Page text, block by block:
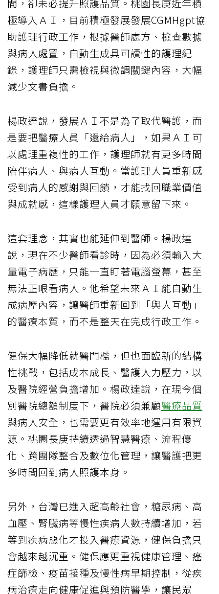
間，卻未必提升照護品質。桃園長庚近年積
極導入ＡＩ，目前積極發展發展CGMHgpt協
助護理行政工作，根據醫師處方、檢查數據
與病人處置，自動生成具可讀性的護理紀
錄，護理師只需檢視與微調關鍵內容，大幅
減少文書負擔。
楊政達說，發展ＡＩ不是為了取代醫護，而
是要把醫療人員「還給病人」，如果ＡＩ可
以處理重複性的工作，護理師就有更多時間
陪伴病人、與病人互動。當護理人員重新感
受到病人的感謝與回饋，才能找回職業價值
與成就感，這樣護理人員才願意留下來。
這套理念，其實也能延伸到醫師。楊政達
說，現在不少醫師看診時，因為必須輸入大
量電子病歷，只能一直盯著電腦螢幕，甚至
無法正眼看病人。他希望未來ＡＩ能自動生
成病歷內容，讓醫師重新回到「與人互動」
的醫療本質，而不是整天在完成行政工作。
健保大幅降低就醫門檻，但也面臨新的結構
性挑戰，包括成本成長、醫護人力壓力，以
及醫院經營負擔增加。楊政達說，在現今個
別醫院總額制度下，醫院必須兼顧醫療品質
與病人安全，也需要更有效率地運用有限資
源。桃園長庚持續透過智慧醫療、流程優
化、跨團隊整合及數位化管理，讓醫護把更
多時間回到病人照護本身。
另外，台灣已進入超高齡社會，糖尿病、高
血壓、腎臟病等慢性疾病人數持續增加，若
等到疾病惡化才投入醫療資源，健保負擔只
會越來越沉重。健保應更重視健康管理、癌
症篩檢、疫苗接種及慢性病早期控制，從疾
病治療走向健康促進與預防醫學，讓民眾